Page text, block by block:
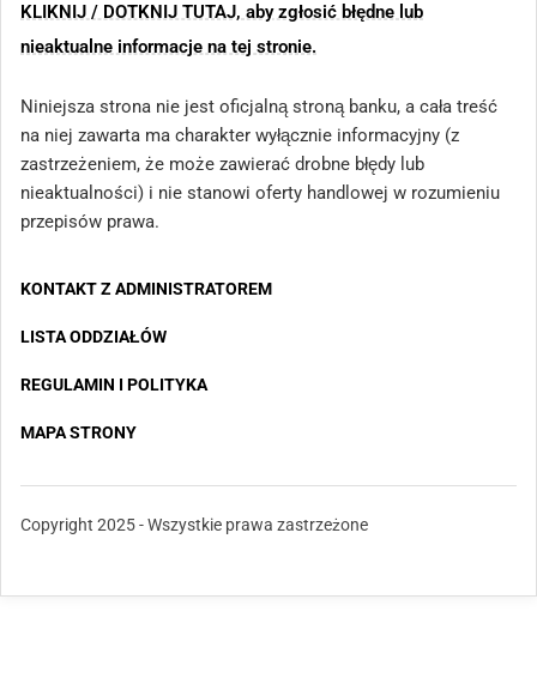
KLIKNIJ / DOTKNIJ TUTAJ, aby zgłosić błędne lub
nieaktualne informacje na tej stronie.
Niniejsza strona nie jest oficjalną stroną banku, a cała treść
na niej zawarta ma charakter wyłącznie informacyjny (z
zastrzeżeniem, że może zawierać drobne błędy lub
nieaktualności) i nie stanowi oferty handlowej w rozumieniu
przepisów prawa.
KONTAKT Z ADMINISTRATOREM
LISTA ODDZIAŁÓW
REGULAMIN I POLITYKA
MAPA STRONY
Copyright 2025 - Wszystkie prawa zastrzeżone